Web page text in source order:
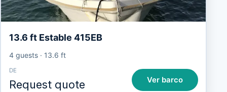
13.6 ft Estable 415EB
4 guests· 13.6 ft
DE
Request quote Ver barco